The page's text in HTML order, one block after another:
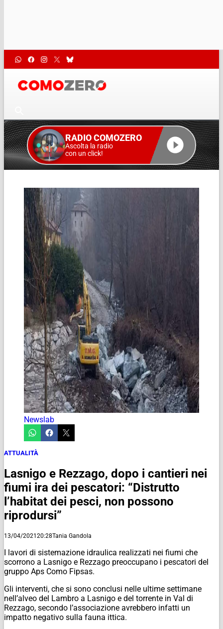
RADIO COMOZERO
Ascolta la radio
con un click!
Newslab
ATTUALITÀ
Lasnigo e Rezzago, dopo i cantieri nei
fiumi ira dei pescatori: “Distrutto
l’habitat dei pesci, non possono
riprodursi”
13/04/202120:28Tania Gandola
I lavori di sistemazione idraulica realizzati nei fiumi che
scorrono a Lasnigo e Rezzago preoccupano i pescatori del
gruppo Aps Como Fipsas.
Gli interventi, che si sono conclusi nelle ultime settimane
nell’alveo del Lambro a Lasnigo e del torrente in Val di
Rezzago, secondo l’associazione avrebbero infatti un
impatto negativo sulla fauna ittica.